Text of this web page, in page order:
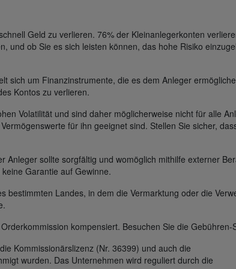
Geld zu verlieren. 76% der Kleinanlegerkonten
und ob Sie es sich leisten können, das hohe Risiko
sich um Finanzinstrumente, die es dem Anleger
Kontos zu verlieren.
Volatilität und sind daher möglicherweise nicht für alle
für ihn geeignet sind. Stellen Sie sicher,
sollte sorgfältig und womöglich mithilfe externer
Garantie auf Gewinne.
Landes, in dem die Vermarktung oder die
kompensiert. Besuchen Sie die Gebühren-
Kommissionärslizenz (Nr. 36399) und auch die
wurden. Das Unternehmen wird reguliert durch die